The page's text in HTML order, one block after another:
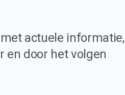
actuele informatie,
en door het volgen